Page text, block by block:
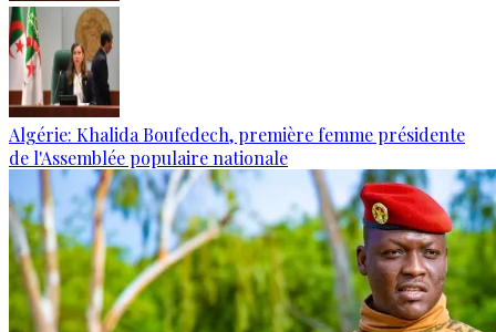
Algérie: Khalida Boufedech, première femme présidente
de l'Assemblée populaire nationale